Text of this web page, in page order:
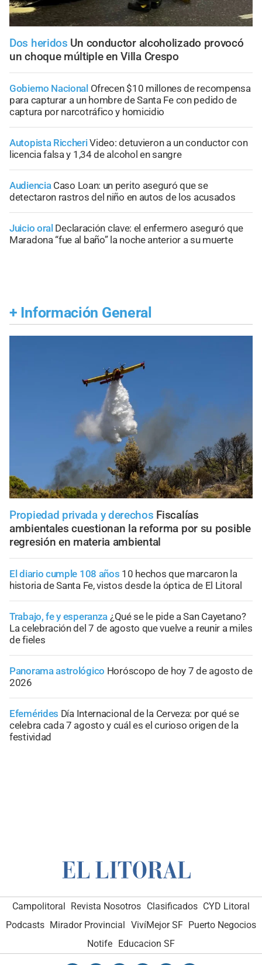
Dos heridos Un conductor alcoholizado provocó
un choque múltiple en Villa Crespo
Gobierno Nacional Ofrecen $10 millones de recompensa
para capturar a un hombre de Santa Fe con pedido de
captura por narcotráfico y homicidio
Autopista RiccheriVideo: detuvieron a un conductor con
licencia falsa y 1,34 de alcohol en sangre
Audiencia Caso Loan: un perito aseguró que se
detectaron rastros del niño en autos de los acusados
Juicio oral Declaración clave: el enfermero aseguró que
Maradona “fue al baño” la noche anterior a su muerte
+ Información General
Propiedad privada y derechos Fiscalías
ambientales cuestionan la reforma por su posible
regresión en materia ambiental
El diario cumple 108 años 10 hechos que marcaron la
historia de Santa Fe, vistos desde la óptica de El Litoral
Trabajo, fe y esperanza ¿Qué se le pide a San Cayetano?
La celebración del 7 de agosto que vuelve a reunir a miles
de fieles
Panorama astrológico Horóscopo de hoy 7 de agosto de
2026
Efemérides Día Internacional de la Cerveza: por qué se
celebra cada 7 agosto y cuál es el curioso origen de la
festividad
Campolitoral Revista Nosotros Clasificados CYD Litoral
Podcasts Mirador Provincial VivíMejor SF Puerto Negocios
Notife Educacion SF